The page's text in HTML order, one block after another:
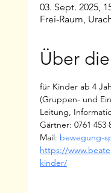
03. Sept. 2025,
Frei-Raum,
Über
für Kinder ab 4
(Gruppen- und
Leitung,
Gärtner: 0761 453
Mail: bewegung-
https://
kinder/